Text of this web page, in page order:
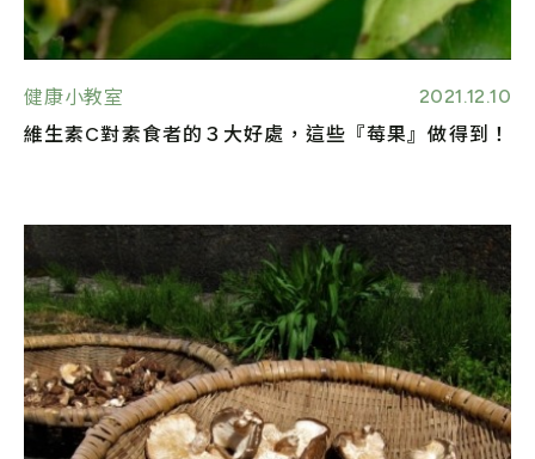
健康小教室
2021.12.10
維生素C對素食者的３大好處，這些『莓果』做得到！